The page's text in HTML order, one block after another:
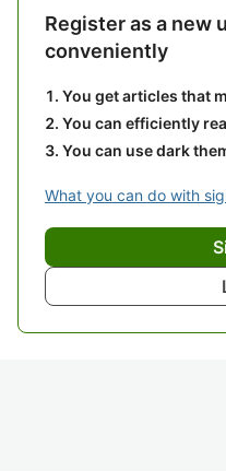
Register as a new
conveniently
You get articles that
You can efficiently
You can use dark
What you can do with